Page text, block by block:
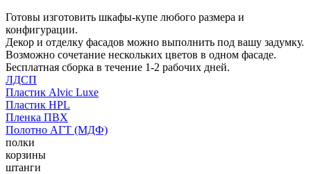
Готовы изготовить шкафы-купе любого размера и
конфигурации.
Декор и отделку фасадов можно выполнить под вашу задумку.
Возможно сочетание нескольких цветов в одном фасаде.
Бесплатная сборка в течение 1-2 рабочих дней.
ЛДСП
Пластик Alvic Luxe
Пластик HPL
Пленка ПВХ
Полотно АГТ (МДФ)
полки
корзины
штанги